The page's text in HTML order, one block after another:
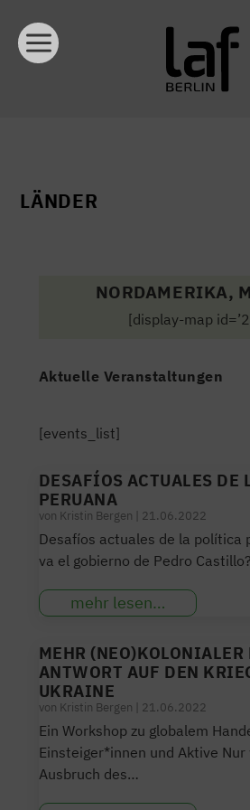
LÄNDER
NORDAMERIKA,
[display-map
Aktuelle Veranstaltungen
[events_list]
DESAFÍOS ACTUALES DE
PERUANA
von Kristin Bergen 21.06.2022
Desafíos actuales de la política
va el gobierno de Pedro
mehr lesen…
MEHR (NEO)KOLONIALER
ANTWORT AUF DEN
UKRAINE
von Kristin Bergen 21.06.2022
Ein Workshop zu globalem
Einsteiger*innen und Aktive Nur
Ausbruch des…